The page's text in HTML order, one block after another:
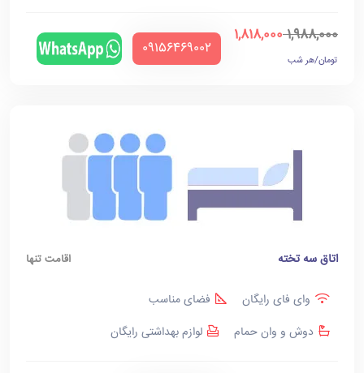
1,988,000
1,818,000
تومان/هر شب
‪09156469002‬
اتاق سه تخته اقامت تنها
وای فای رایگان
فضای مناسب
دوش و وان حمام
لوازم بهداشتی رایگان